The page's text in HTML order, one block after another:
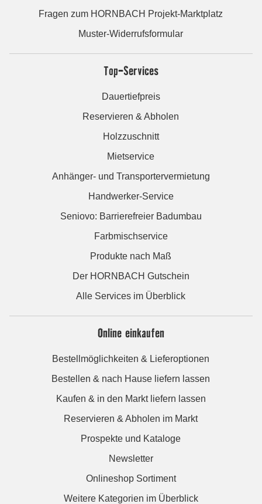
Fragen zum HORNBACH Projekt-Marktplatz
Muster-Widerrufsformular
Top-Services
Dauertiefpreis
Reservieren & Abholen
Holzzuschnitt
Mietservice
Anhänger- und Transportervermietung
Handwerker-Service
Seniovo: Barrierefreier Badumbau
Farbmischservice
Produkte nach Maß
Der HORNBACH Gutschein
Alle Services im Überblick
Online einkaufen
Bestellmöglichkeiten & Lieferoptionen
Bestellen & nach Hause liefern lassen
Kaufen & in den Markt liefern lassen
Reservieren & Abholen im Markt
Prospekte und Kataloge
Newsletter
Onlineshop Sortiment
Weitere Kategorien im Überblick